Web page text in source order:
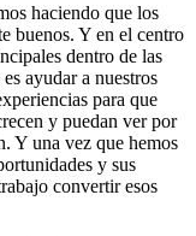
haciendo que los
buenos. Y en el centro
dentro de las
ayudar a nuestros
para que
y puedan ver por
Y una vez que hemos
y sus
convertir esos